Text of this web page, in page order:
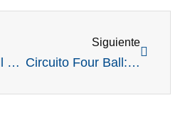
Circuito Fourball FGSL: la tercera fue en Los Timboes y todo salió a la perfección
Siguiente
Circuito Four Ball: la segunda temporada se larga el 1° de mayo en Cañada Rosquín Golf